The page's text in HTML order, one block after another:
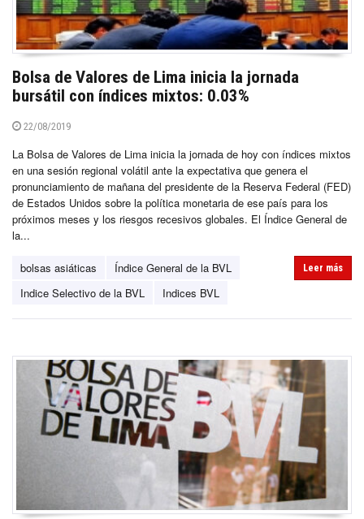
Bolsa de Valores de Lima inicia la jornada
bursátil con índices mixtos: 0.03%
22/08/2019
La Bolsa de Valores de Lima inicia la jornada de hoy con índices mixtos
en una sesión regional volátil ante la expectativa que genera el
pronunciamiento de mañana del presidente de la Reserva Federal (FED)
de Estados Unidos sobre la política monetaria de ese país para los
próximos meses y los riesgos recesivos globales. El Índice General de
la...
bolsas asiáticas
Índice General de la BVL
Indice Selectivo de la BVL
Indices BVL
Leer más